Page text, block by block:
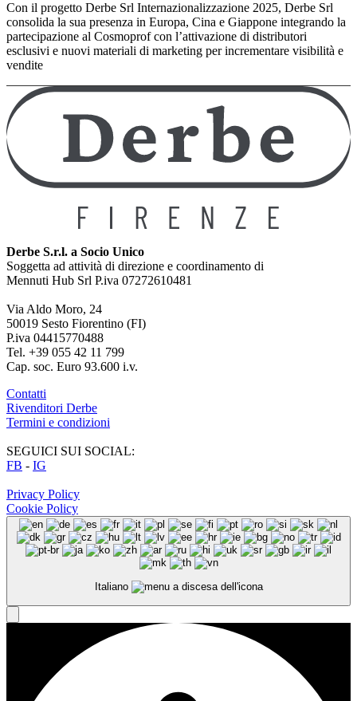
Con il progetto Derbe Srl Internazionalizzazione 2025, Derbe Srl
consolida la sua presenza in Europa, Cina e Giappone integrando la
partecipazione al Cosmoprof con l’attivazione di distributori
esclusivi e nuovi materiali di marketing per incrementare visibilità e
vendite
Derbe S.r.l. a Socio Unico
Soggetta ad attività di direzione e coordinamento di
Mennuti Hub Srl P.iva 07272610481
Via Aldo Moro, 24
50019 Sesto Fiorentino (FI)
P.iva 04415770488
Tel. +39 055 42 11 799
Cap. soc. Euro 93.600 i.v.
Contatti
Rivenditori Derbe
Termini e condizioni
SEGUICI SUI SOCIAL:
FB - IG
Privacy Policy
Cookie Policy
Italiano